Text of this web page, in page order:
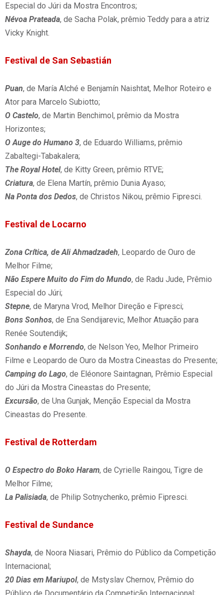
Especial do Júri da Mostra Encontros;
Névoa Prateada, de Sacha Polak, prêmio Teddy para a atriz
Vicky Knight.
Festival de San Sebastián
Puan, de María Alché e Benjamín Naishtat, Melhor Roteiro e
Ator para Marcelo Subiotto;
O Castelo, de Martin Benchimol, prêmio da Mostra
Horizontes;
O Auge do Humano 3, de Eduardo Williams, prêmio
Zabaltegi-Tabakalera;
The Royal Hotel, de Kitty Green, prêmio RTVE;
Criatura, de Elena Martín, prêmio Dunia Ayaso;
Na Ponta dos Dedos, de Christos Nikou, prêmio Fipresci.
Festival de Locarno
Zona Crítica, de Ali Ahmadzadeh, Leopardo de Ouro de
Melhor Filme;
Não Espere Muito do Fim do Mundo, de Radu Jude, Prêmio
Especial do Júri;
Stepne, de Maryna Vrod, Melhor Direção e Fipresci;
Bons Sonhos, de Ena Sendijarevic, Melhor Atuação para
Renée Soutendijk;
Sonhando e Morrendo, de Nelson Yeo, Melhor Primeiro
Filme e Leopardo de Ouro da Mostra Cineastas do Presente;
Camping do Lago, de Eléonore Saintagnan, Prêmio Especial
do Júri da Mostra Cineastas do Presente;
Excursão, de Una Gunjak, Menção Especial da Mostra
Cineastas do Presente.
Festival de Rotterdam
O Espectro do Boko Haram, de Cyrielle Raingou, Tigre de
Melhor Filme;
La Palisiada, de Philip Sotnychenko, prêmio Fipresci.
Festival de Sundance
Shayda, de Noora Niasari, Prêmio do Público da Competição
Internacional;
20 Dias em Mariupol, de Mstyslav Chernov, Prêmio do